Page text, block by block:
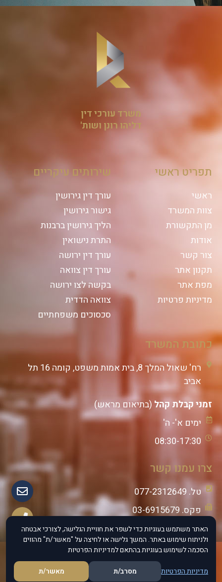
משרד עורכי דין
דליהו רונן ושות'
תפריט ראשי
ראשי
צוות המשרד
מן התקשורת
אודות
צור קשר
תקנון אתר
מפת אתר
מדיניות פרטיות
שירותים עיקריים
עורך דין גירושין
גישור גירושין
הליך גירושין ברבנות
התרת נישואין
עורך דין ירושה
עורך דין צוואה
בקשה לצו ירושה
צוואה הדדית
סכסוכים משפחתיים
כתובת המשרד
רח' שאול המלך 8, בית אמות משפט, קומה 16 תל
אביב
זמני קבלת קהל (בתיאום מראש)
ימים א'- ה'
08:30-17:30
צרו עמנו קשר
טל. 077-2312649
פקס. 03-6915679
נייד: 055-8833888
האתר משתמש בעוגיות כדי לשפר את חוויית הגלישה, לצורכי אבטחה
ולניתוח שימוש באתר. המשך גלישה או לחיצה על "מאשר/ת" מהווים
הסכמה לשימוש בעוגיות בהתאם למדיניות הפרטיות
מדיניות הפרטיות מסרב/ת מאשר/ת